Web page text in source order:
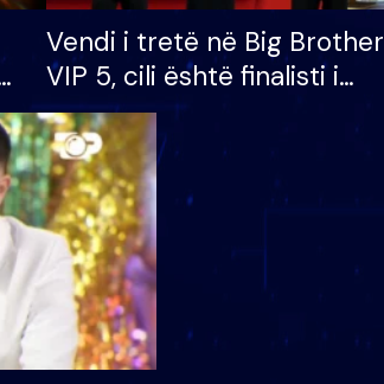
Vendi i tretë në Big Brother
VIP 5, cili është finalisti i
radhës që lë shtëpinë